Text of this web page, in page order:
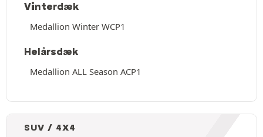
Vinterdæk
Medallion Winter WCP1
Helårsdæk
Medallion ALL Season ACP1
SUV / 4X4